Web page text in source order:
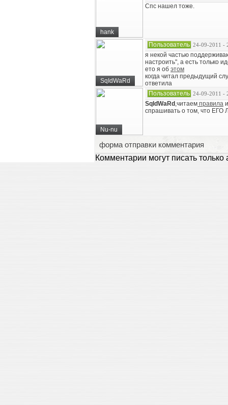
hank
Спс нашел тоже.
SqIdWaRd
Пользователь 24-09-2011 -
я некой частью
настроить", а есть только
ето я об этом
когда читал предыдущий
ответила
Nu-nu
Пользователь 24-09-2011 -
SqIdWaRd ,читаем правила
спрашивать о том, что ЕГО
форма отправки комментария
Комментарии могут писать